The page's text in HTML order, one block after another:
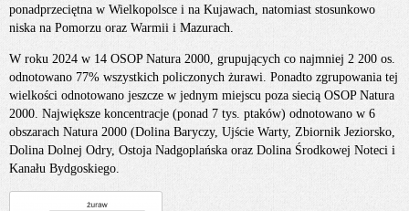
ponadprzeciętna w Wielkopolsce i na Kujawach, natomiast stosunkowo
niska na Pomorzu oraz Warmii i Mazurach.
W roku 2024 w 14 OSOP Natura 2000, grupujących co najmniej 2 200 os.
odnotowano 77% wszystkich policzonych żurawi. Ponadto zgrupowania tej
wielkości odnotowano jeszcze w jednym miejscu poza siecią OSOP Natura
2000. Największe koncentracje (ponad 7 tys. ptaków) odnotowano w 6
obszarach Natura 2000 (Dolina Baryczy, Ujście Warty, Zbiornik Jeziorsko,
Dolina Dolnej Odry, Ostoja Nadgoplańska oraz Dolina Środkowej Noteci i
Kanału Bydgoskiego.